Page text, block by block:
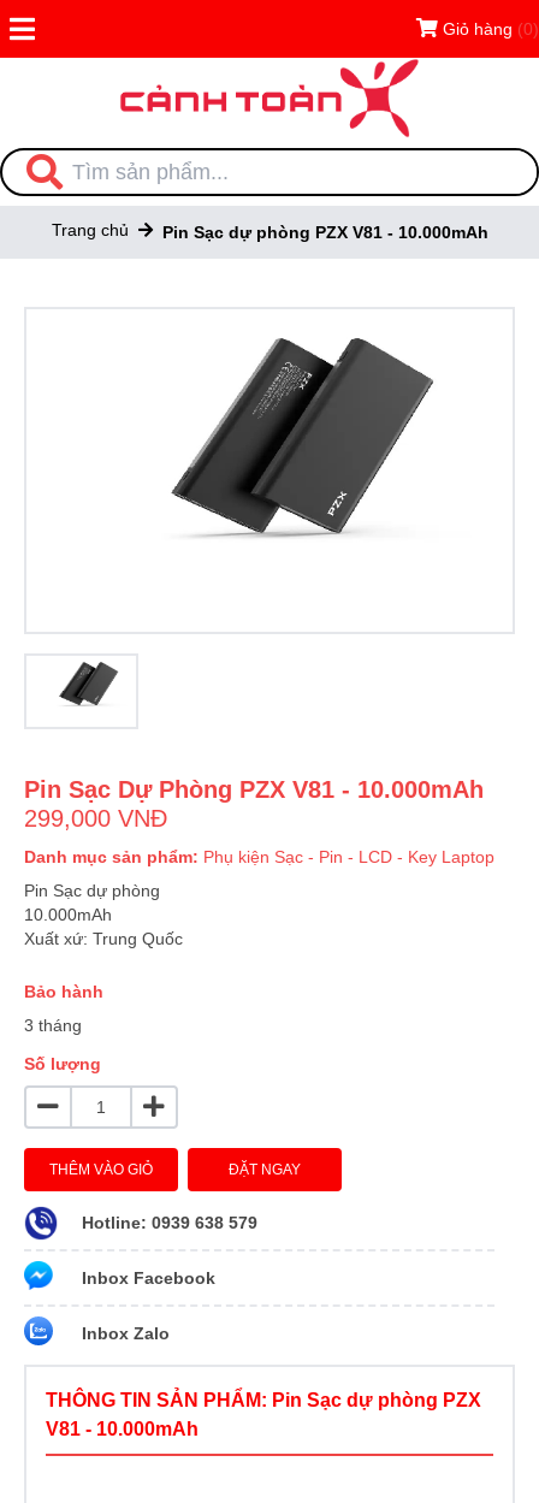
Giỏ hàng (0)
Trang chủ Pin Sạc dự phòng PZX V81 - 10.000mAh
Pin Sạc Dự Phòng PZX V81 - 10.000mAh
299,000 VNĐ
Danh mục sản phẩm: Phụ kiện Sạc - Pin - LCD - Key Laptop
Pin Sạc dự phòng
10.000mAh
Xuất xứ: Trung Quốc
Bảo hành
3 tháng
Số lượng
THÊM VÀO GIỎ ĐẶT NGAY
Hotline: 0939 638 579
Inbox Facebook
Inbox Zalo
THÔNG TIN SẢN PHẨM: Pin Sạc dự phòng PZX
V81 - 10.000mAh